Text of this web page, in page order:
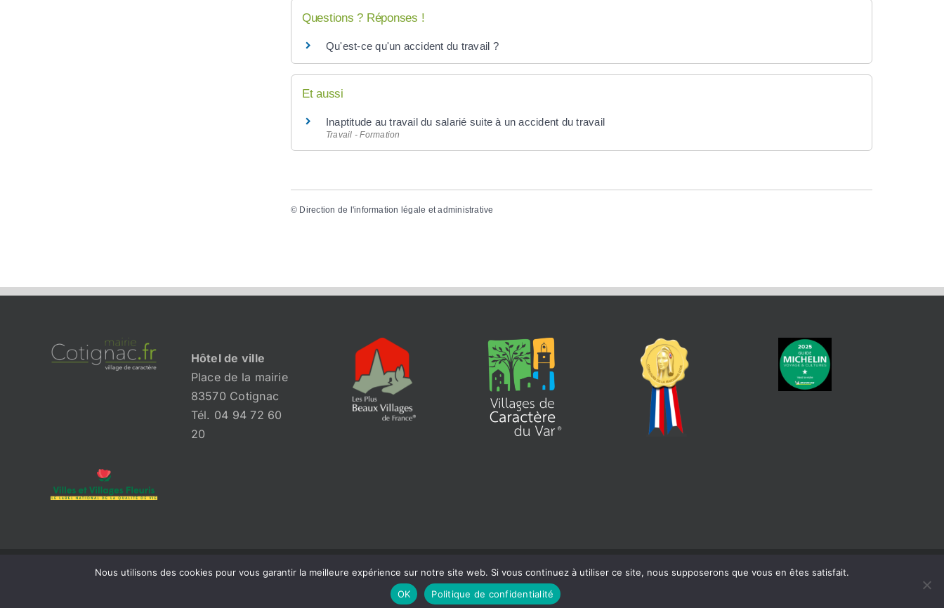
Questions ? Réponses !
Qu'est-ce qu'un accident du travail ?
Et aussi
Inaptitude au travail du salarié suite à un accident du travail
Travail - Formation
© Direction de l'information légale et administrative
Hôtel de ville
Place de la mairie
83570 Cotignac
Tél. 04 94 72 60
20
© 2026 Mairie de Cotignac | Tous droits réservés | Siret : 218 300 465 000 18 |Mentions légales| Réalisation : Béaba-informatique
Nous utilisons des cookies pour vous garantir la meilleure expérience sur notre site web. Si vous continuez à utiliser ce site, nous supposerons que vous en êtes satisfait.
OK
Politique de confidentialité